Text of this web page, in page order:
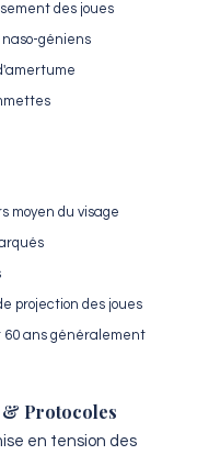
des joues
géniens
moyen du visage
projection des joues
ans généralement
& Protocoles
en tension des